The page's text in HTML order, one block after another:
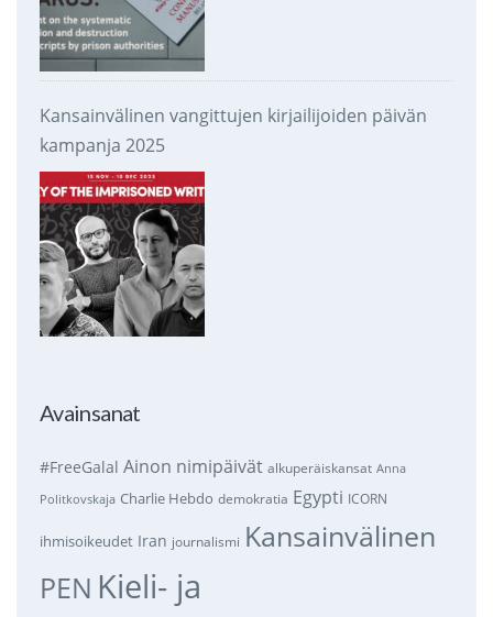
Kansainvälinen vangittujen kirjailijoiden päivän
kampanja 2025
Avainsanat
#FreeGalal Ainon nimipäivät alkuperäiskansat Anna
Politkovskaja Charlie Hebdo demokratia Egypti ICORN
ihmisoikeudet Iran journalismi Kansainvälinen
PEN Kieli- ja